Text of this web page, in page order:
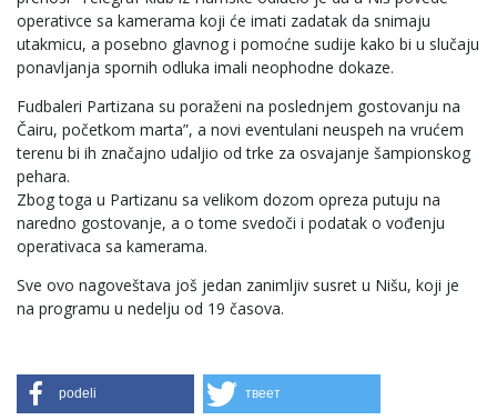
operativce sa kamerama koji će imati zadatak da snimaju
utakmicu, a posebno glavnog i pomoćne sudije kako bi u slučaju
ponavljanja spornih odluka imali neophodne dokaze.
Fudbaleri Partizana su poraženi na poslednjem gostovanju na
Čairu, početkom marta”, a novi eventulani neuspeh na vrućem
terenu bi ih značajno udaljio od trke za osvajanje šampionskog
pehara.
Zbog toga u Partizanu sa velikom dozom opreza putuju na
naredno gostovanje, a o tome svedoči i podatak o vođenju
operativaca sa kamerama.
Sve ovo nagoveštava još jedan zanimljiv susret u Nišu, koji je
na programu u nedelju od 19 časova.
podeli твеет